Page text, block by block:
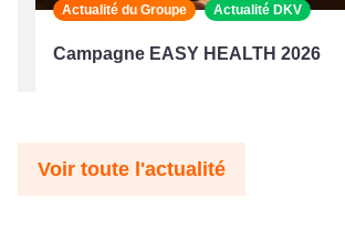
Actualité du Groupe Actualité DKV
Campagne EASY HEALTH 2026
Voir toute l'actualité